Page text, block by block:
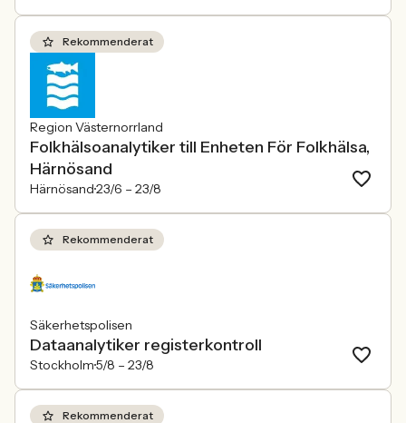
Rekommenderat
Region Västernorrland
Folkhälsoanalytiker till Enheten För Folkhälsa,
Härnösand
Härnösand23/6 – 23/8
Rekommenderat
Säkerhetspolisen
Dataanalytiker registerkontroll
Stockholm5/8 – 23/8
Rekommenderat